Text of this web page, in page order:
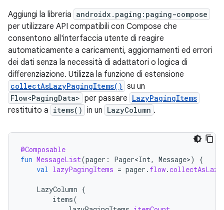
Aggiungi la libreria androidx.paging:paging-compose
per utilizzare API compatibili con Compose che
consentono all'interfaccia utente di reagire
automaticamente a caricamenti, aggiornamenti ed errori
dei dati senza la necessità di adattatori o logica di
differenziazione. Utilizza la funzione di estensione
collectAsLazyPagingItems() su un
Flow<PagingData> per passare LazyPagingItems
restituito a items() in un LazyColumn .
@Composable
fun MessageList(pager : Pager<Int, Message>)
{
val lazyPagingItems = pager . flow.
LazyColumn {
items(